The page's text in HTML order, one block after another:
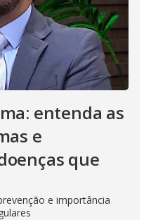
entenda as
e
que
e importância